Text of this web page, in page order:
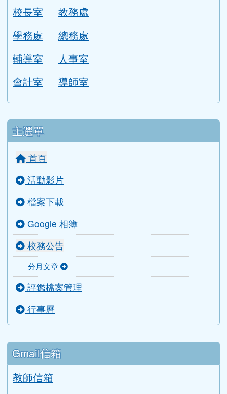
校長室
教務處
學務處
總務處
輔導室
人事室
會計室
導師室
主選單
首頁
活動影片
檔案下載
Google 相簿
校務公告
分月文章
評鑑檔案管理
行事曆
Gmail信箱
教師信箱